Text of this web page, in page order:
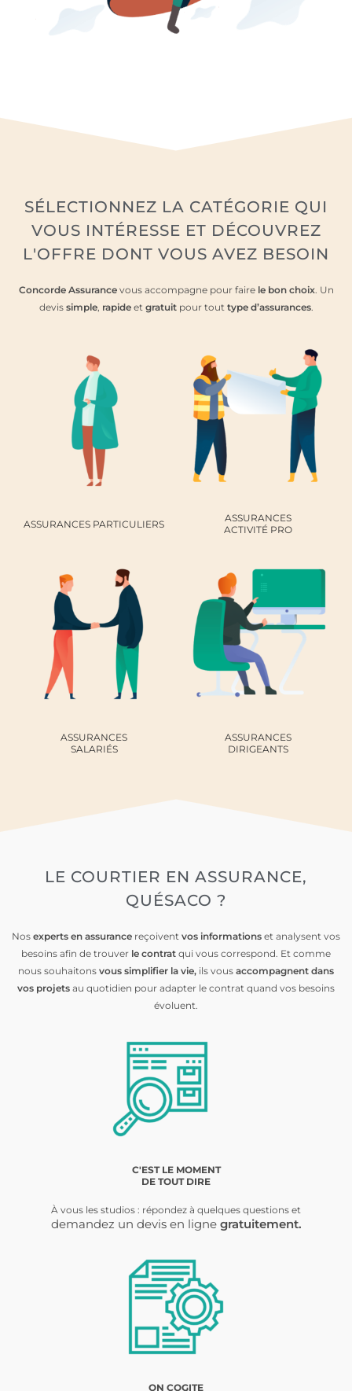
SÉLECTIONNEZ LA CATÉGORIE QUI
VOUS INTÉRESSE ET DÉCOUVREZ
L'OFFRE DONT VOUS AVEZ BESOIN
Concorde Assurancevous accompagne pour faire le bon choix. Un
devis simple, rapideet gratuitpour tout type d’assurances.
ASSURANCES PARTICULIERS
ASSURANCES
ACTIVITÉ PRO
ASSURANCES
SALARIÉS
ASSURANCES
DIRIGEANTS
LE COURTIER EN ASSURANCE,
QUÉSACO ?
Nos experts en assurance reçoivent vos informations et analysent vos
besoins afin de trouver le contrat qui vous correspond. Et comme
nous souhaitons vous simplifier la vie, ils vous accompagnent dans
vos projets au quotidien pour adapter le contrat quand vos besoins
évoluent.
C'EST LE MOMENT
DE TOUT DIRE
À vous les studios : répondez à quelques questions et
demandez un devis en ligne gratuitement.
ON COGITE